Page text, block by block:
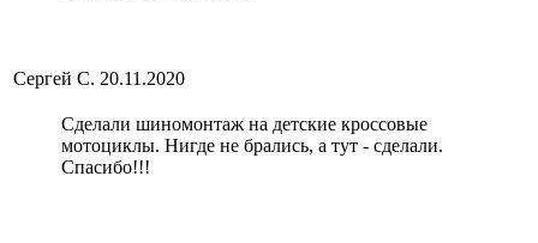
Сергей С. 20.11.2020
Сделали шиномонтаж на детские кроссовые
мотоциклы. Нигде не брались, а тут - сделали.
Спасибо!!!